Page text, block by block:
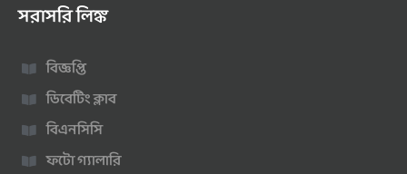
সরাসরি লিঙ্ক
বিজ্ঞপ্তি
ডিবেটিং ক্লাব
বিএনসিসি
ফটো গ্যালারি